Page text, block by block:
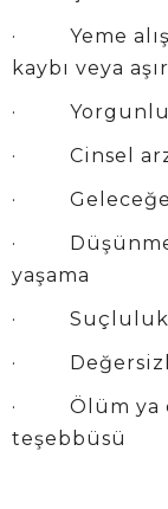
· Yeme
kaybı veya
· Yorgunluk,
· Cinsel
· Geleceğe
· Düşünme
yaşama
· Suçluluk
·
· Ölüm ya
teşebbüsü